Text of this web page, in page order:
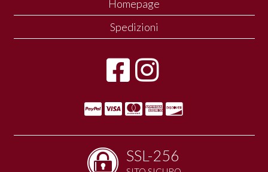
Homepage
Spedizioni
SSL-256